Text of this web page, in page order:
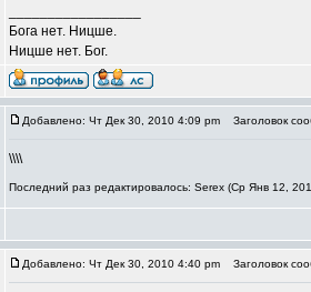
Бога нет. Ницше.
Ницше нет. Бог.
Добавлено: Чт Дек 30, 2010 4:09 pm Заголовок
\\\\
Последний раз редактировалось: Serex (Ср Янв 12,
Добавлено: Чт Дек 30, 2010 4:40 pm Заголовок